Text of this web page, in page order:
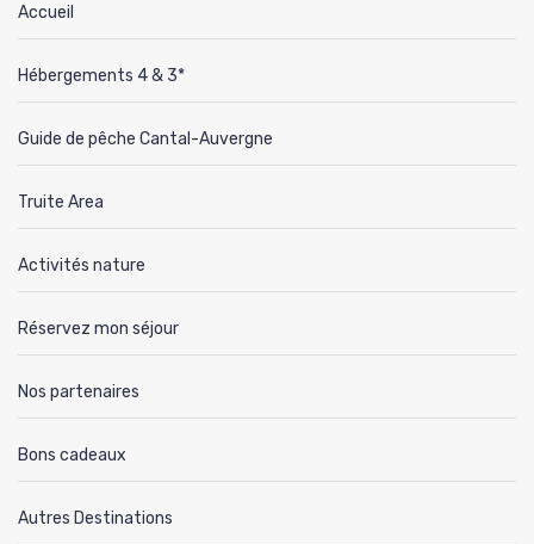
Accueil
Hébergements 4 & 3*
Guide de pêche Cantal-Auvergne
Truite Area
Activités nature
Réservez mon séjour
Nos partenaires
Bons cadeaux
Autres Destinations